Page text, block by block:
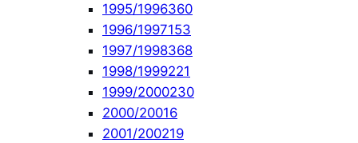
1995/1996360
1996/1997153
1997/1998368
1998/1999221
1999/2000230
2000/20016
2001/200219